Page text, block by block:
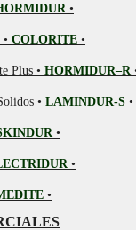
•
COLORITE •
Plus • HORMIDUR–R
• LAMINDUR-S •
•
•
•